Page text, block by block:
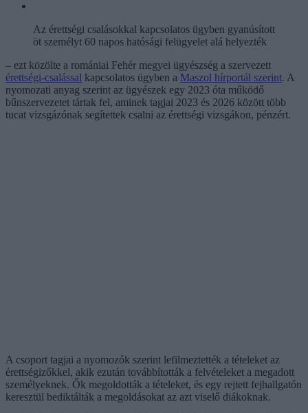
Az érettségi csalásokkal kapcsolatos ügyben gyanúsított
öt személyt 60 napos hatósági felügyelet alá helyezték
– ezt közölte a romániai Fehér megyei ügyészség a szervezett
érettségi-csalással kapcsolatos ügyben a Maszol hírportál szerint. A
nyomozati anyag szerint az ügyészek egy 2023 óta működő
bűnszervezetet tártak fel, aminek tagjai 2023 és 2026 között több
tucat vizsgázónak segítettek csalni az érettségi vizsgákon, pénzért.
A csoport tagjai a nyomozók szerint lefilmeztették a tételeket az
érettségizőkkel, akik ezután továbbították a felvételeket a megadott
személyeknek. Ők megoldották a tételeket, és egy rejtett fejhallgatón
keresztül bediktálták a megoldásokat az azt viselő diákoknak.